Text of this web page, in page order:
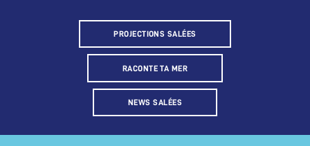
PROJECTIONS SALÉES
RACONTE TA MER
NEWS SALÉES